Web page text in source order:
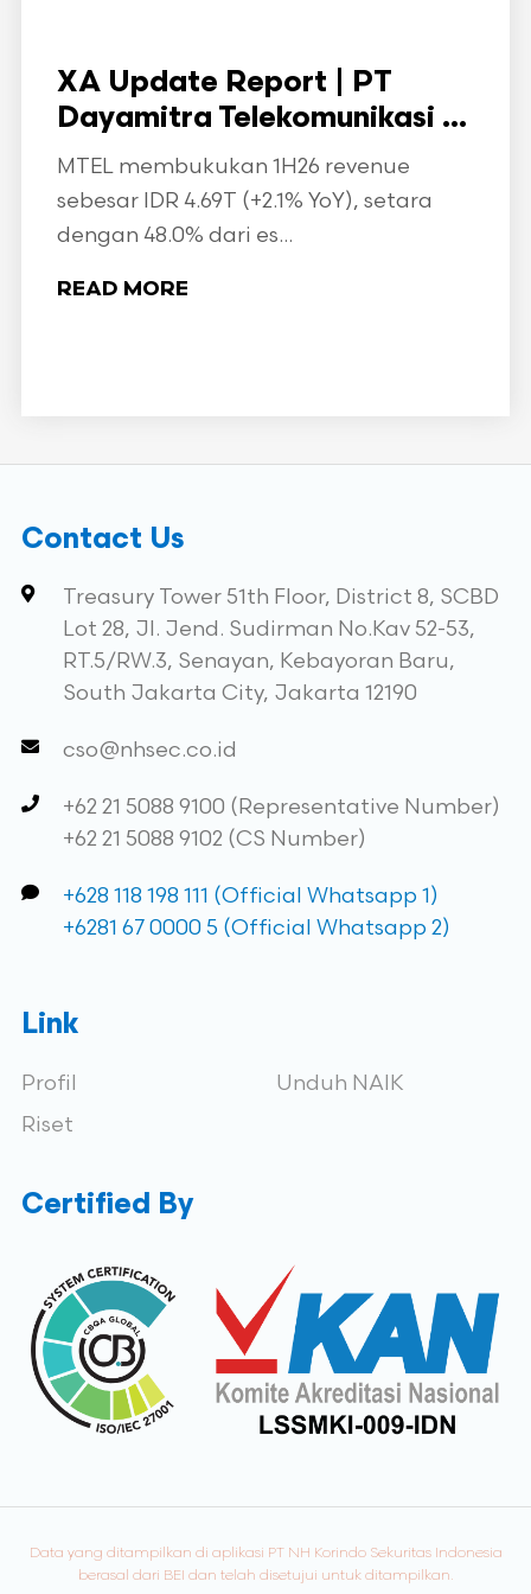
XA Update Report | PT
Dayamitra Telekomunikasi ...
MTEL membukukan 1H26 revenue
sebesar IDR 4.69T (+2.1% YoY), setara
dengan 48.0% dari es...
READ MORE
Contact Us
Treasury Tower 51th Floor, District 8, SCBD
Lot 28, Jl. Jend. Sudirman No.Kav 52-53,
RT.5/RW.3, Senayan, Kebayoran Baru,
South Jakarta City, Jakarta 12190
cso@nhsec.co.id
+62 21 5088 9100 (Representative Number)
+62 21 5088 9102 (CS Number)
+628 118 198 111 (Official Whatsapp 1)
+6281 67 0000 5 (Official Whatsapp 2)
Link
Profil
Riset
Unduh NAIK
Certified By
Data yang ditampilkan di aplikasi PT NH Korindo Sekuritas Indonesia
berasal dari BEI dan telah disetujui untuk ditampilkan.